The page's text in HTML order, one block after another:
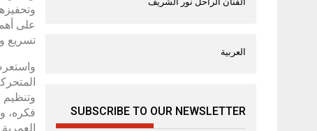
على
تسريع
وتنظيم
فكره،
العمرية.
العربية
SUBSCRIBE TO OUR NEWSLETTER